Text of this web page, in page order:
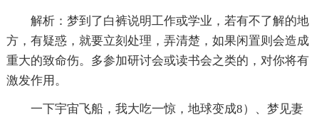
解析：梦到了白裤说明工作或学业，若有不了解的地
方，有疑惑，就要立刻处理，弄清楚，如果闲置则会造成
重大的致命伤。多参加研讨会或读书会之类的，对你将有
激发作用。
一下宇宙飞船，我大吃一惊，地球变成8）、梦见妻